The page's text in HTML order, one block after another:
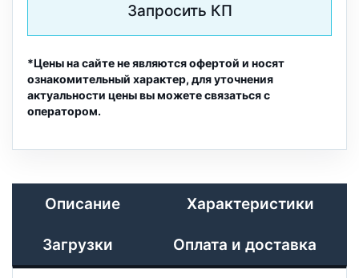
Запросить КП
*Цены на сайте не являются офертой и носят
ознакомительный характер, для уточнения
актуальности цены вы можете связаться с
оператором.
Описание Характеристики
Загрузки Оплата и доставка